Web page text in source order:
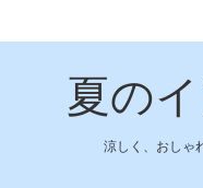
夏の
涼しく、おしゃ